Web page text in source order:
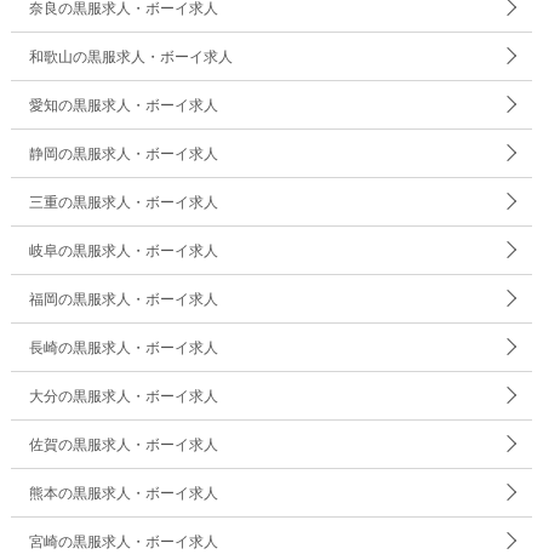
奈良の黒服求人・ボーイ求人
和歌山の黒服求人・ボーイ求人
愛知の黒服求人・ボーイ求人
静岡の黒服求人・ボーイ求人
三重の黒服求人・ボーイ求人
岐阜の黒服求人・ボーイ求人
福岡の黒服求人・ボーイ求人
長崎の黒服求人・ボーイ求人
大分の黒服求人・ボーイ求人
佐賀の黒服求人・ボーイ求人
熊本の黒服求人・ボーイ求人
宮崎の黒服求人・ボーイ求人